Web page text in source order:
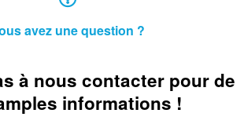
avez une question ?
à nous contacter pour de
informations !